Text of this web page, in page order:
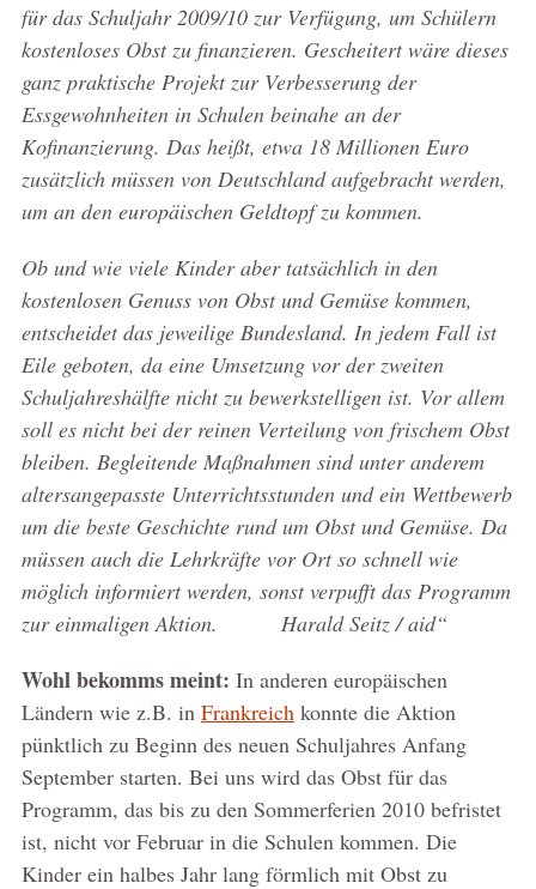
für das Schuljahr 2009/10 zur Verfügung, um Schülern
kostenloses Obst zu finanzieren. Gescheitert wäre dieses
ganz praktische Projekt zur Verbesserung der
Essgewohnheiten in Schulen beinahe an der
Kofinanzierung. Das heißt, etwa 18 Millionen Euro
zusätzlich müssen von Deutschland aufgebracht werden,
um an den europäischen Geldtopf zu kommen.
Ob und wie viele Kinder aber tatsächlich in den
kostenlosen Genuss von Obst und Gemüse kommen,
entscheidet das jeweilige Bundesland. In jedem Fall ist
Eile geboten, da eine Umsetzung vor der zweiten
Schuljahreshälfte nicht zu bewerkstelligen ist. Vor allem
soll es nicht bei der reinen Verteilung von frischem Obst
bleiben. Begleitende Maßnahmen sind unter anderem
altersangepasste Unterrichtsstunden und ein Wettbewerb
um die beste Geschichte rund um Obst und Gemüse. Da
müssen auch die Lehrkräfte vor Ort so schnell wie
möglich informiert werden, sonst verpufft das Programm
zur einmaligen Aktion. Harald Seitz / aid“
Wohl bekomms meint: In anderen europäischen
Ländern wie z.B. in Frankreich konnte die Aktion
pünktlich zu Beginn des neuen Schuljahres Anfang
September starten. Bei uns wird das Obst für das
Programm, das bis zu den Sommerferien 2010 befristet
ist, nicht vor Februar in die Schulen kommen. Die
Kinder ein halbes Jahr lang förmlich mit Obst zu